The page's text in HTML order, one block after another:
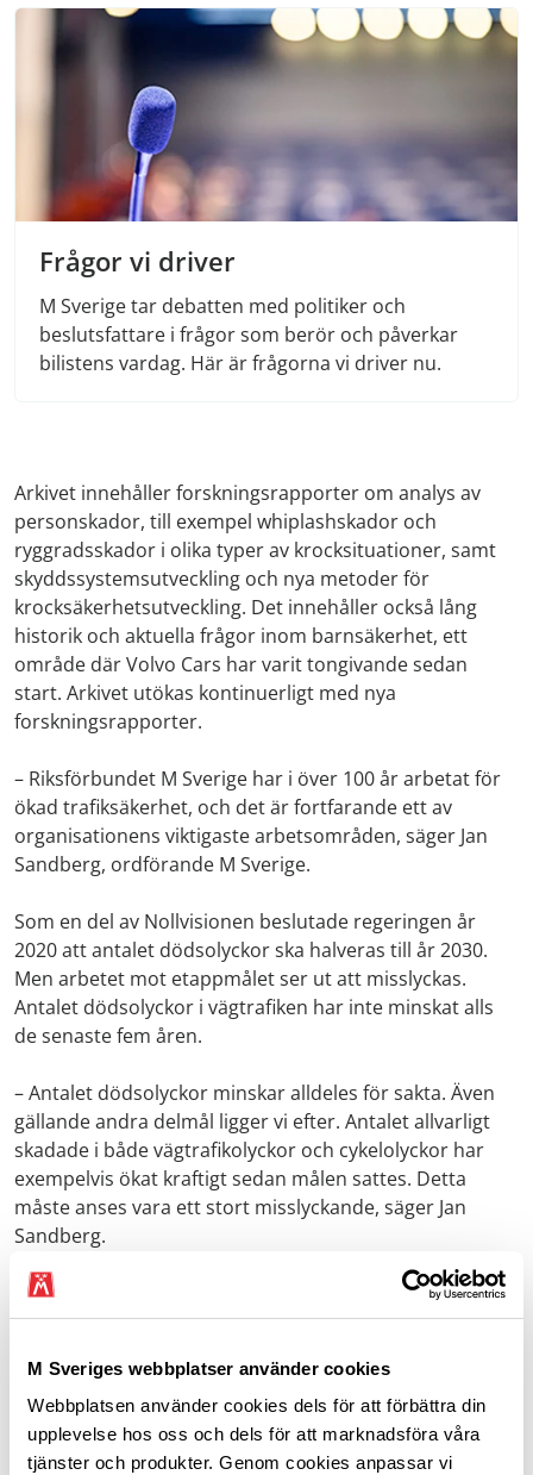
M Sveriges webbplatser använder cookies
Webbplatsen använder cookies dels för att förbättra din
upplevelse hos oss och dels för att marknadsföra våra
tjänster och produkter. Genom cookies anpassar vi
Frågor vi driver
M Sverige tar debatten med politiker och
beslutsfattare i frågor som berör och påverkar
bilistens vardag. Här är frågorna vi driver nu.
Arkivet innehåller forskningsrapporter om analys av
personskador, till exempel whiplashskador och
ryggradsskador i olika typer av krocksituationer, samt
skyddssystemsutveckling och nya metoder för
krocksäkerhetsutveckling. Det innehåller också lång
historik och aktuella frågor inom barnsäkerhet, ett
område där Volvo Cars har varit tongivande sedan
start. Arkivet utökas kontinuerligt med nya
forskningsrapporter.
– Riksförbundet M Sverige har i över 100 år arbetat för
ökad trafiksäkerhet, och det är fortfarande ett av
organisationens viktigaste arbetsområden, säger Jan
Sandberg, ordförande M Sverige.
Som en del av Nollvisionen beslutade regeringen år
2020 att antalet dödsolyckor ska halveras till år 2030.
Men arbetet mot etappmålet ser ut att misslyckas.
Antalet dödsolyckor i vägtrafiken har inte minskat alls
de senaste fem åren.
– Antalet dödsolyckor minskar alldeles för sakta. Även
gällande andra delmål ligger vi efter. Antalet allvarligt
skadade i både vägtrafikolyckor och cykelolyckor har
exempelvis ökat kraftigt sedan målen sattes. Detta
måste anses vara ett stort misslyckande, säger Jan
Sandberg.
Med anledning av de oroväckande olyckstalen i trafiken,
och den avtagande trenden, är det med stor glädje
deras viktiga arbete inom E.V.A.-initiativet som
mottagare av Årets hjulklapp 2024.